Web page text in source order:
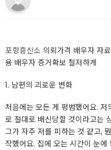
포항흥신소 의뢰가격 배우자 자
용 배우자 증거확보 철저하게
1. 남편의 괴로운 변화
처음에는 모든 게 평범했어요. 저
로 절대로 배신당할 것이라고는
그가 자주 저를 피하는 것 같고,
작했어요. 집에 오는 시간이 눈